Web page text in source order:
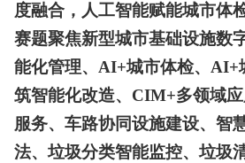
度融合，人工智能赋能城市体
赛题聚焦新型城市基础设施数
能化管理、AI+城市体检、AI+
筑智能化改造、CIM+多领域
服务、车路协同设施建设、智
法、垃圾分类智能监控、垃圾